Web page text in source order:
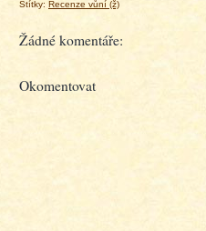
Štítky: Recenze vůní (ž)
Žádné komentáře:
Okomentovat